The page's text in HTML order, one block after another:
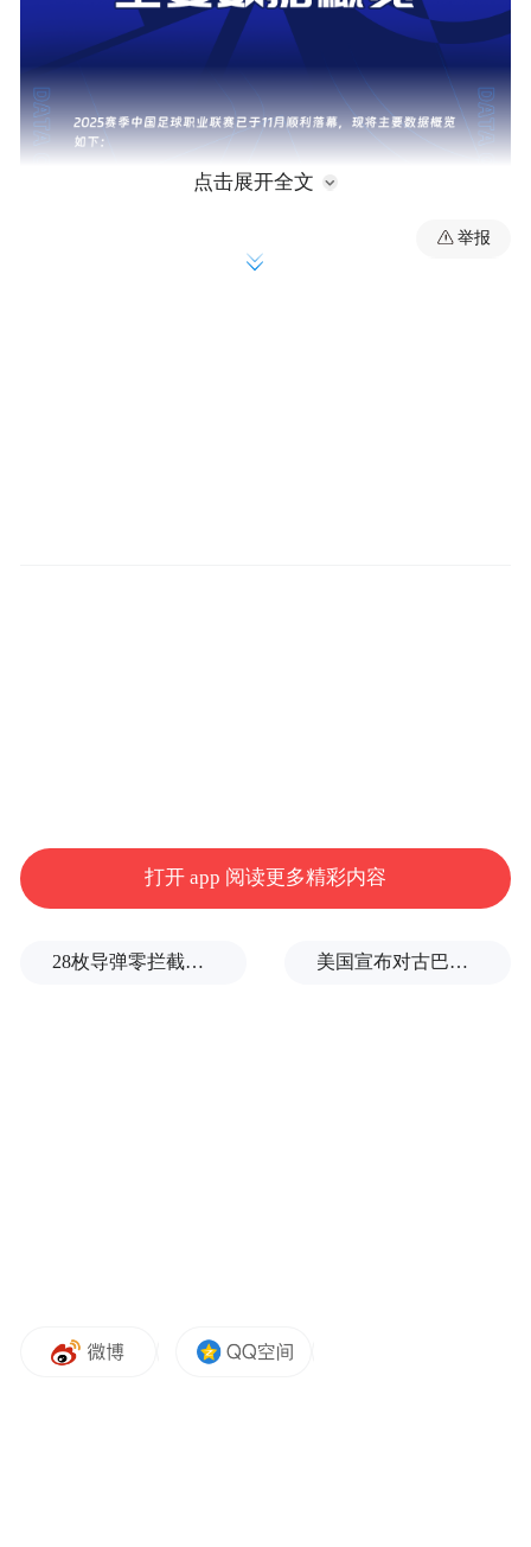
点击展开全文
举报
打开 app 阅读更多精彩内容
28枚导弹零拦截！基辅防空失灵，西方靠不住了 美国宣布对古巴实施新一轮制裁